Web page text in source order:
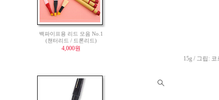
백파이프용 리드 모음 No.1
(챈터리드 / 드론리드)
4,000원
15g / 그립: